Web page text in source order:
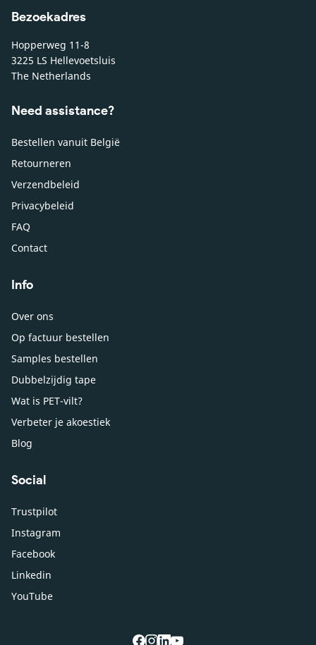
Bezoekadres
Hopperweg 11-8
3225 LS Hellevoetsluis
The Netherlands
Need assistance?
Bestellen vanuit België
Retourneren
Verzendbeleid
Privacybeleid
FAQ
Contact
Info
Over ons
Op factuur bestellen
Samples bestellen
Dubbelzijdig tape
Wat is PET-vilt?
Verbeter je akoestiek
Blog
Social
Trustpilot
Instagram
Facebook
Linkedin
YouTube